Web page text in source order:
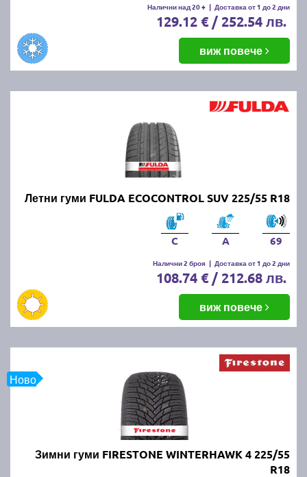
Налични над 20 + | Доставка от 1 до 2 дни
129.12 € / 252.54 лв.
виж повече
Летни гуми FULDA ECOCONTROL SUV 225/55 R18
C A 69
Налични 2 броя | Доставка от 1 до 2 дни
108.74 € / 212.68 лв.
виж повече
Ново
Зимни гуми FIRESTONE WINTERHAWK 4 225/55
R18